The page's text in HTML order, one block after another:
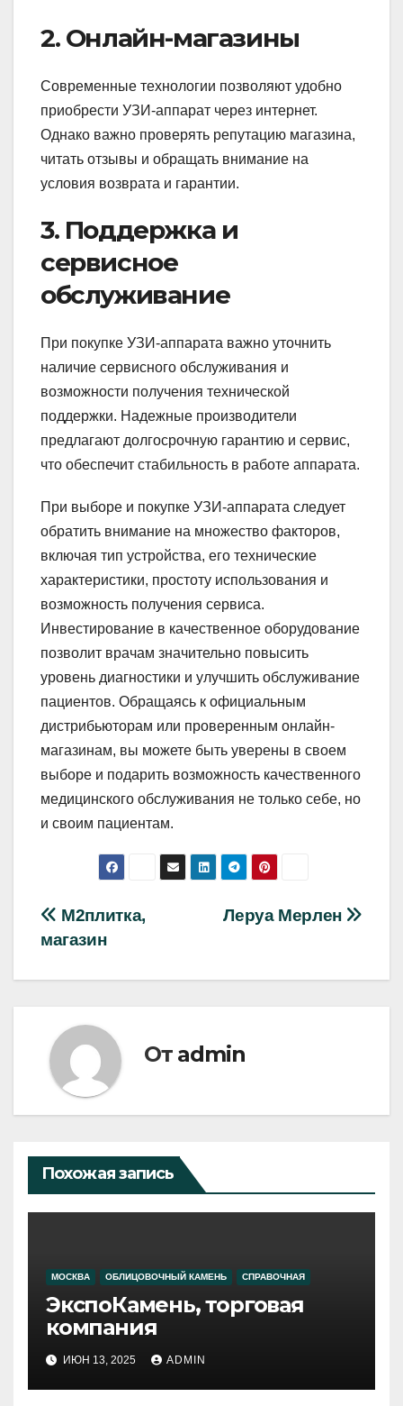
2. Онлайн-магазины
Современные технологии позволяют удобно
приобрести УЗИ-аппарат через интернет.
Однако важно проверять репутацию магазина,
читать отзывы и обращать внимание на
условия возврата и гарантии.
3. Поддержка и
сервисное
обслуживание
При покупке УЗИ-аппарата важно уточнить
наличие сервисного обслуживания и
возможности получения технической
поддержки. Надежные производители
предлагают долгосрочную гарантию и сервис,
что обеспечит стабильность в работе аппарата.
При выборе и покупке УЗИ-аппарата следует
обратить внимание на множество факторов,
включая тип устройства, его технические
характеристики, простоту использования и
возможность получения сервиса.
Инвестирование в качественное оборудование
позволит врачам значительно повысить
уровень диагностики и улучшить обслуживание
пациентов. Обращаясь к официальным
дистрибьюторам или проверенным онлайн-
магазинам, вы можете быть уверены в своем
выборе и подарить возможность качественного
медицинского обслуживания не только себе, но
и своим пациентам.
Навигация
Леруа Мерлен
М2плитка,
магазин
От admin
Похожая запись
МОСКВА ОБЛИЦОВОЧНЫЙ КАМЕНЬ СПРАВОЧНАЯ
ЭкспоКамень, торговая
компания
ИЮН 13, 2025 ADMIN